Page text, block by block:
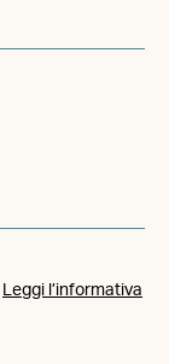
Leggi l’informativa